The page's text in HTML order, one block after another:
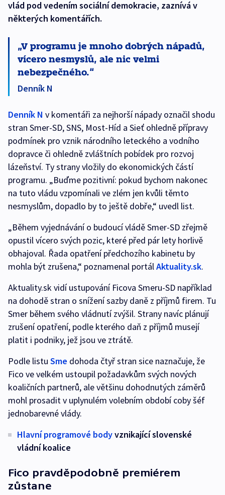
vlád pod vedením sociální demokracie, zaznívá v
některých komentářích.
V programu je mnoho dobrých nápadů,
vícero nesmyslů, ale nic velmi
nebezpečného.
Denník N
Denník N v komentáři za nejhorší nápady označil shodu
stran Smer-SD, SNS, Most-Híd a Sieť ohledně přípravy
podmínek pro vznik národního leteckého a vodního
dopravce či ohledně zvláštních pobídek pro rozvoj
lázeňství. Ty strany vložily do ekonomických částí
programu. „Buďme pozitivní: pokud bychom nakonec
na tuto vládu vzpomínali ve zlém jen kvůli těmto
nesmyslům, dopadlo by to ještě dobře,“ uvedl list.
„Během vyjednávání o budoucí vládě Smer-SD zřejmě
opustil vícero svých pozic, které před pár lety horlivě
obhajoval. Řada opatření předchozího kabinetu by
mohla být zrušena,“ poznamenal portálAktuality.sk.
Aktuality.sk vidí ustupování Ficova Smeru-SD například
na dohodě stran o snížení sazby daně z příjmů firem. Tu
Smer během svého vládnutí zvýšil. Strany navíc plánují
zrušení opatření, podle kterého daň z příjmů musejí
platit i podniky, jež jsou ve ztrátě.
Podle listu Sme dohoda čtyř stran sice naznačuje, že
Fico ve velkém ustoupil požadavkům svých nových
koaličních partnerů, ale většinu dohodnutých záměrů
mohl prosadit v uplynulém volebním období coby šéf
jednobarevné vlády.
Hlavní programové bodyvznikající slovenské
vládní koalice
Fico pravděpodobně premiérem
zůstane